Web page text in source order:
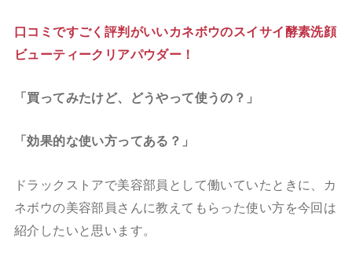
口コミですごく評判がいいカネボウのスイサイ酵素洗顔
ビューティークリアパウダー！
「買ってみたけど、どうやって使うの？」
「効果的な使い方ってある？」
ドラックストアで美容部員として働いていたときに、カ
ネボウの美容部員さんに教えてもらった使い方を今回は
紹介したいと思います。